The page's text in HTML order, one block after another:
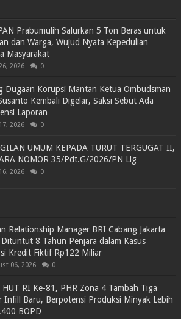
Prabumulih Salurkan 5 Ton Beras untuk
dan Warga, Wujud Nyata Kepedulian
Masyarakat
2026 0
Dugaan Korupsi Mantan Ketua Ombudsman
Kembali Digelar, Saksi Sebut Ada
Laporan
2026 0
UMUM KEPADA TURUT TERGUGAT II,
NOMOR 35/Pdt.G/2026/PN Llg
2026 0
Relationship Manager BRI Cabang Jakarta
8 Tahun Penjara dalam Kasus
Kredit Fiktif Rp122 Miliar
06, 2026 0
HUT RI Ke-81, PHR Zona 4 Tambah Tiga
Infill Baru, Berpotensi Produksi Minyak Lebih
BOPD